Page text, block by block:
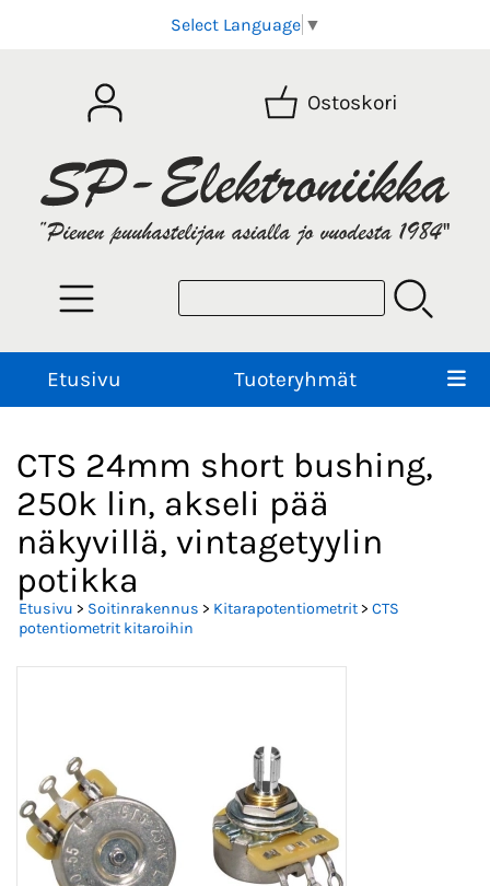
Select Language ▼
Ostoskori
Etusivu Tuoteryhmät
CTS 24mm short bushing,
250k lin, akseli pää
näkyvillä, vintagetyylin
potikka
Etusivu > Soitinrakennus > Kitarapotentiometrit> CTS
potentiometrit kitaroihin